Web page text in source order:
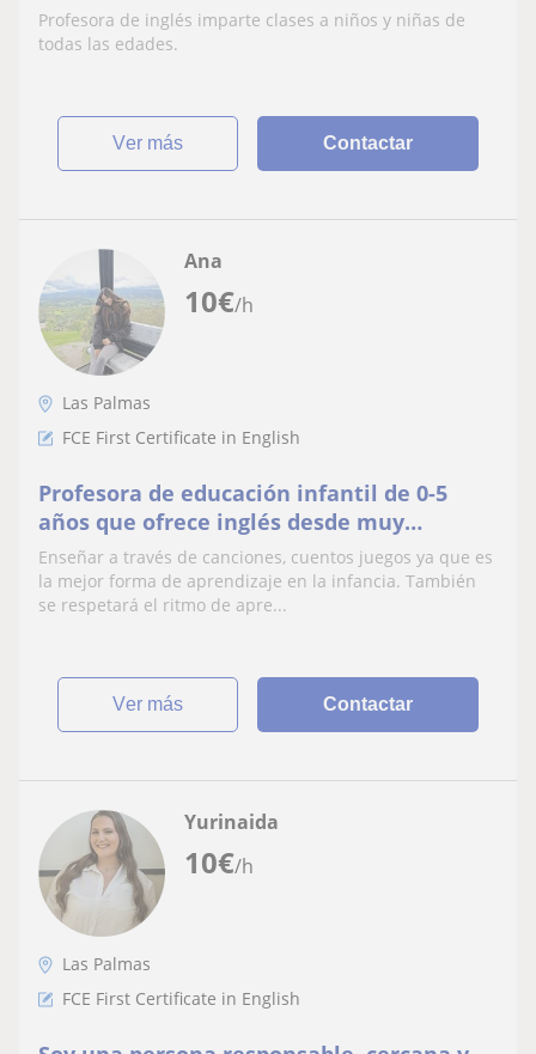
Profesora de inglés imparte clases a niños y niñas de
todas las edades.
ver más Contactar
10€/h
Ana
Las Palmas
FCE First Certificate in English
Profesora de educación infantil de 0-5
años que ofrece inglés desde muy
pequeños y se ajusta a una atención
personalizada
Enseñar a través de canciones, cuentos juegos ya que es
la mejor forma de aprendizaje en la infancia. También
se respetará el ritmo de apre...
ver más Contactar
10€/h
Yurinaida
Las Palmas
FCE First Certificate in English